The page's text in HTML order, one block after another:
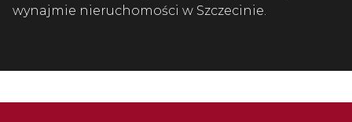
wynajmie nieruchomości w Szczecinie.